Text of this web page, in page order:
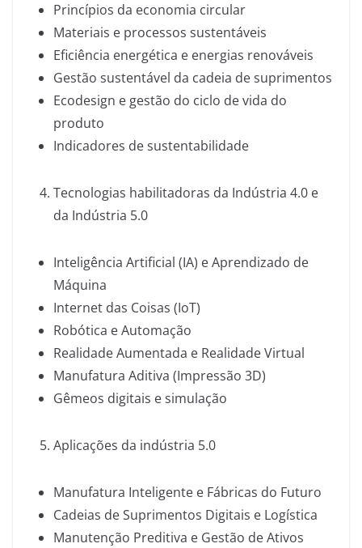
Princípios da economia circular
Materiais e processos sustentáveis
Eficiência energética e energias renováveis
Gestão sustentável da cadeia de suprimentos
Ecodesign e gestão do ciclo de vida do
produto
Indicadores de sustentabilidade
Tecnologias habilitadoras da Indústria 4.0 e
da Indústria 5.0
Inteligência Artificial (IA) e Aprendizado de
Máquina
Internet das Coisas (IoT)
Robótica e Automação
Realidade Aumentada e Realidade Virtual
Manufatura Aditiva (Impressão 3D)
Gêmeos digitais e simulação
Aplicações da indústria 5.0
Manufatura Inteligente e Fábricas do Futuro
Cadeias de Suprimentos Digitais e Logística
Manutenção Preditiva e Gestão de Ativos